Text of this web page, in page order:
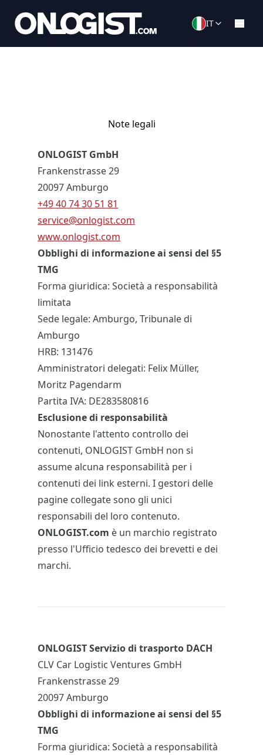
IT
Note legali
ONLOGIST GmbH
Frankenstrasse 29
20097 Amburgo
+49 40 74 30 51 81
service@onlogist.com
www.onlogist.com
Obblighi di informazione ai sensi del §5
TMG
Forma giuridica: Società a responsabilità
limitata
Sede legale: Amburgo, Tribunale di
Amburgo
HRB: 131476
Amministratori delegati: Felix Müller,
Moritz Pagendarm
Partita IVA: DE283580816
Esclusione di responsabilità
Nonostante l'attento controllo dei
contenuti, ONLOGIST GmbH non si
assume alcuna responsabilità per i
contenuti dei link esterni. I gestori delle
pagine collegate sono gli unici
responsabili del loro contenuto.
ONLOGIST.com è un marchio registrato
presso l'Ufficio tedesco dei brevetti e dei
marchi.
ONLOGIST Servizio di trasporto DACH
CLV Car Logistic Ventures GmbH
Frankenstrasse 29
20097 Amburgo
Obblighi di informazione ai sensi del §5
TMG
Forma giuridica: Società a responsabilità